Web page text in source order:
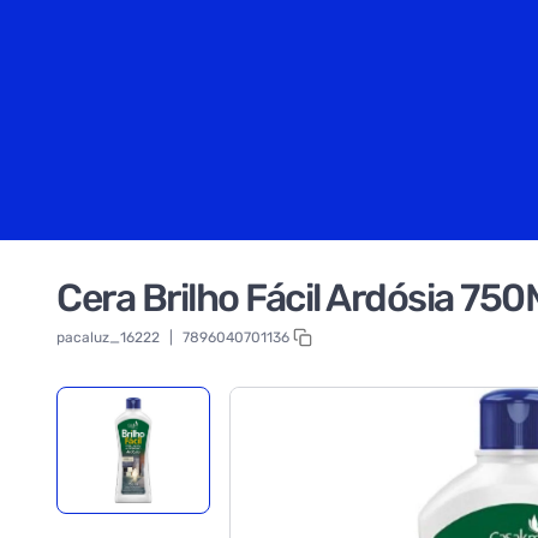
Cera Brilho Fácil Ardósia
pacaluz_16222 7896040701136